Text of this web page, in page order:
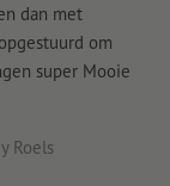
dan met
om
super Mooie
Roels